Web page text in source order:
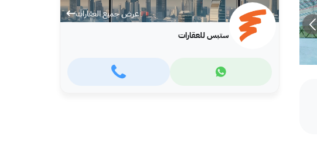
عرض جميع العقارات
ستبس للعقارات